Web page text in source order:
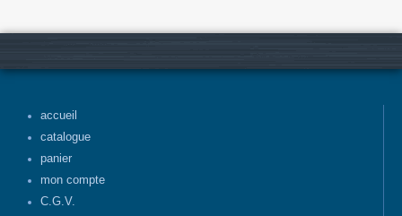
accueil
catalogue
panier
mon compte
C.G.V.